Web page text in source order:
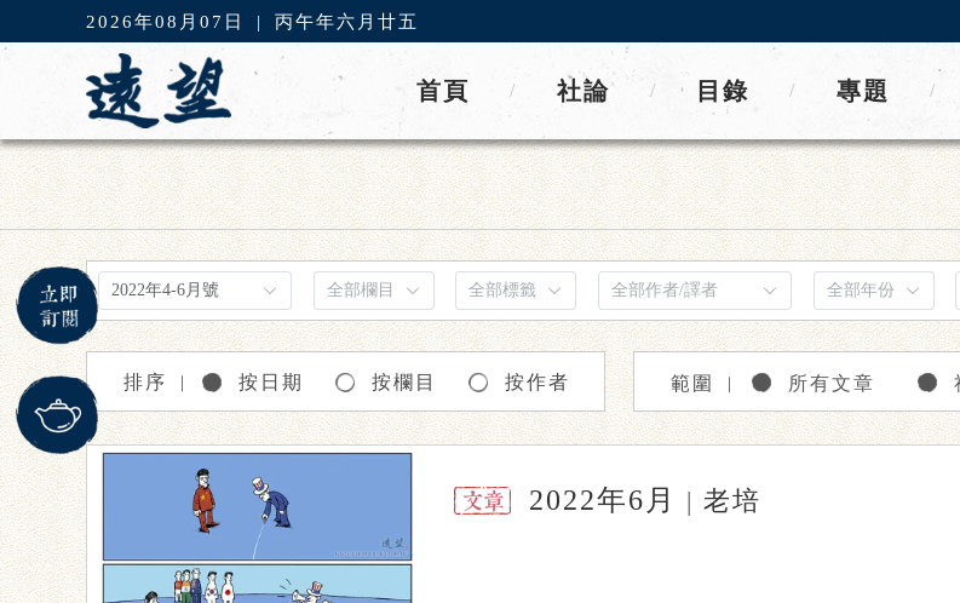
2026年08月07日 | 丙午年六月廿五
首頁 / 社論 / 目錄 / 專題 /
排序 ｜ 按日期 按欄目 按作者 範圍 ｜ 所有文章
2022年6月 | 老培